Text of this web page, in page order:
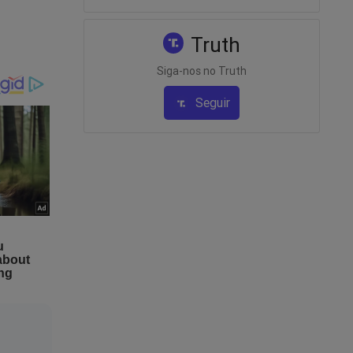
e
mas
chorar
a
um
e por
Truth
Siga-nos no Truth
Seguir